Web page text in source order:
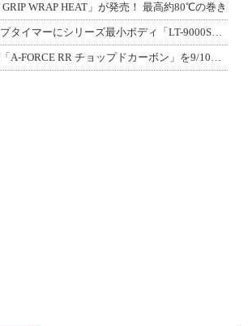
WRAP HEAT」が発売！ 最高約80℃の巻き
QSTARZ の GPSラップタイマーにシリーズ最小ボディ「LT-9000S」が
ウインズジャパンが「A-FORCE RR チョップドカーボン」を9/10発売！